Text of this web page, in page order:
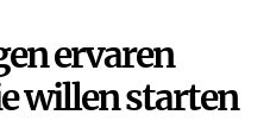
ervaren
willen starten